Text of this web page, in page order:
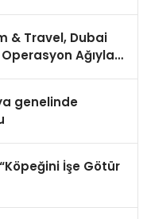
& Travel, Dubai
Ağıyla
genelinde
İşe Götür